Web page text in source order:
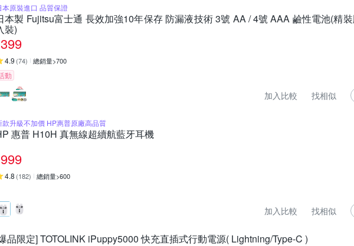
本原裝進口 品質保證
本製 Fujitsu富士通 長效加強10年保存 防漏液技術 3號 AA / 4號 AAA 鹼性電池(精
裝)
399
4.9 (74) 總銷量>700
動
加入比較 找相似
款升級不加價 HP惠普原廠高品質
惠普 H10H 真無線超續航藍牙耳機
999
4.8 (182) 總銷量>600
加入比較 找相似
品限定] TOTOLINK iPuppy5000 快充直插式行動電源( Lightning/Type-C )